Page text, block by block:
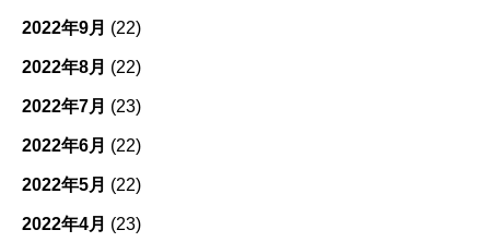
2022年9月 (22)
2022年8月 (22)
2022年7月 (23)
2022年6月 (22)
2022年5月 (22)
2022年4月 (23)